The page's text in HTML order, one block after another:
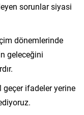
sorunlar siyasi
dönemlerinde
geleceğini
geçer ifadeler yerine